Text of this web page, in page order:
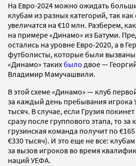
На Евро-2024 можно ожидать
клубам из разных категорий, так
увеличатся на €10 млн. Разберем,
на примере «Динамо» из Батуми.
остались на уровне Евро-2020, а в
футболисты, которые были
«Динамо» такихбыло двое —
Владимир Мамучашвили.
В этой схеме «Динамо» — клуб
за каждый день пребывания игрока
тысяч. В случае, если Грузия
сразу после группового этапа, то
грузинская команда получит по
€330 тысяч). И это еще не все:
за вызов игроков во время
наций УЕФА.